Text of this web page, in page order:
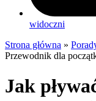
widoczni
Strona główna »
Przewodnik dla
Jak